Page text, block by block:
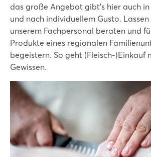
das große Angebot gibt’s hier auch
und nach individuellem Gusto. Lassen
unserem Fachpersonal beraten und
Produkte eines regionalen
begeistern. So geht (Fleisch-)Einkauf
Gewissen.